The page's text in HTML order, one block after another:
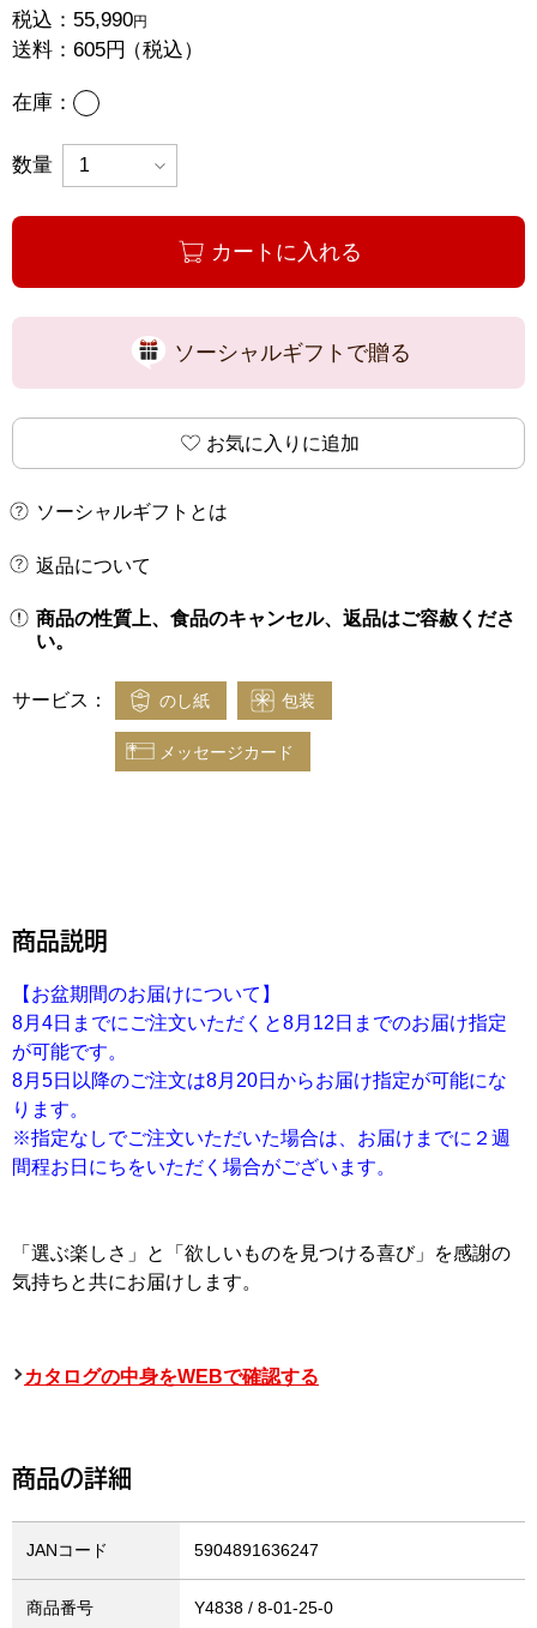
税込： 55,990円
送料： 605円（税込）
在庫： あり
数量
カートに入れる
ソーシャルギフトで贈る
お気に入りに追加
ソーシャルギフトとは
返品について
商品の性質上、食品のキャンセル、返品はご容赦くださ
い。
サービス： のし紙 包装
メッセージカード
商品説明
【お盆期間のお届けについて】
8月4日までにご注文いただくと8月12日までのお届け指定
が可能です。
8月5日以降のご注文は8月20日からお届け指定が可能にな
ります。
※指定なしでご注文いただいた場合は、お届けまでに２週
間程お日にちをいただく場合がございます。
「選ぶ楽しさ」と「欲しいものを見つける喜び」を感謝の
気持ちと共にお届けします。
カタログの中身をWEBで確認する
商品の詳細
JANコード 5904891636247
商品番号 Y4838